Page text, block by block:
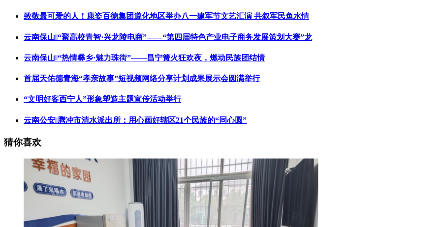
致敬最可爱的人！康姿百德集团遵化地区举办八一建军节文艺汇演 共叙军民鱼水情
云南保山‖“聚高校青智·兴龙陵电商”——“第四届特色产业电子商务发展策划大赛”龙
云南保山‖“热情彝乡·魅力珠街”——昌宁篝火狂欢夜，燃动民族团结情
首届天佑德青海“孝亲故事”短视频网络分享计划成果展示会圆满举行
“文明好客西宁人”形象塑造主题宣传活动举行
云南公安‖腾冲市清水派出所：用心画好辖区21个民族的“同心圆”
猜你喜欢